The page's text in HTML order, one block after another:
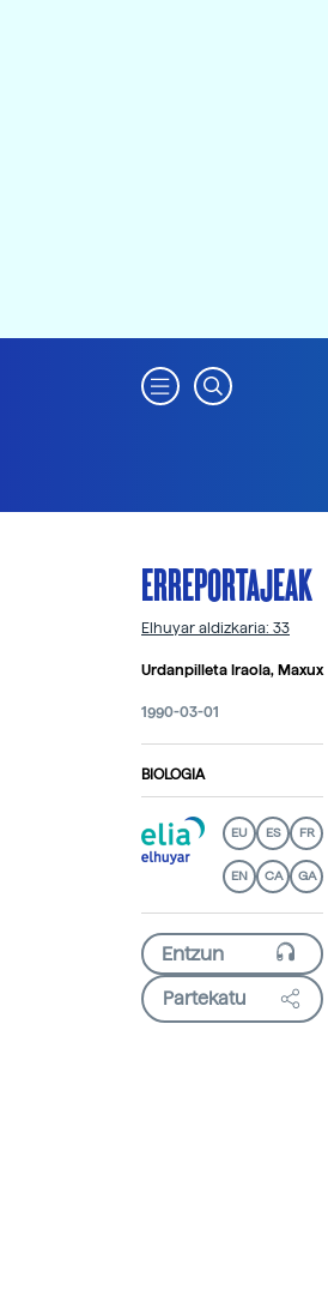
ERREPORTAJEAK
Elhuyar aldizkaria: 33
Urdanpilleta Iraola, Maxux
1990-03-01
BIOLOGIA
EU ES FR
EN CA GA
Partekatu